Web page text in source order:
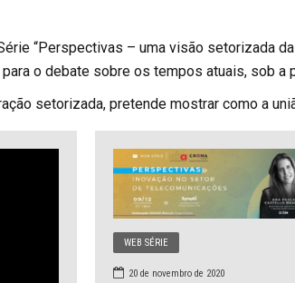
“Perspectivas – uma visão setorizada
o debate sobre os tempos atuais, sob
setorizada, pretende mostrar como a
WEB SÉRIE
20 de novembro de 2020